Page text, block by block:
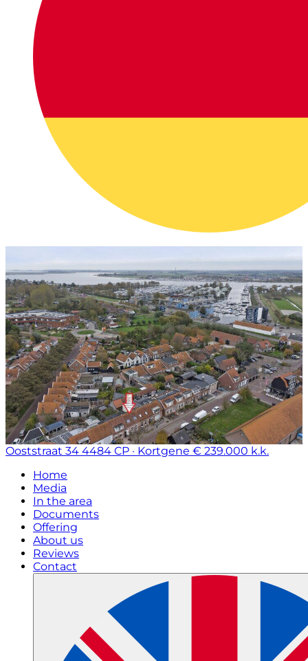
Ooststraat 34 4484 CP · Kortgene € 239.000 k.k.
Home
Media
In the area
Documents
Offering
About us
Reviews
Contact